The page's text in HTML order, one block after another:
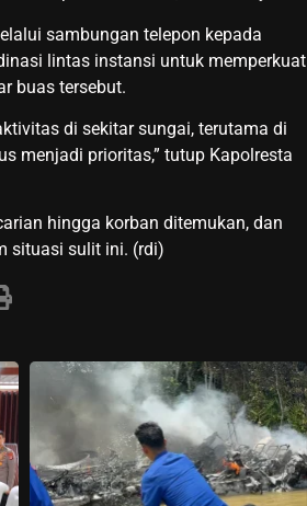
sambungan telepon kepada
lintas instansi untuk memperkuat
buas tersebut.
di sekitar sungai, terutama di
menjadi prioritas,” tutup Kapolresta
hingga korban ditemukan, dan
situasi sulit ini. (rdi)